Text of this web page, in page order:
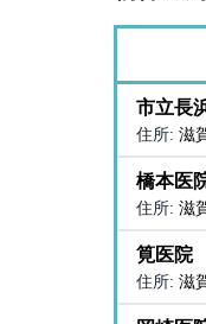
市立長
住所: 滋
橋本医
住所: 滋
筧医院
住所: 滋